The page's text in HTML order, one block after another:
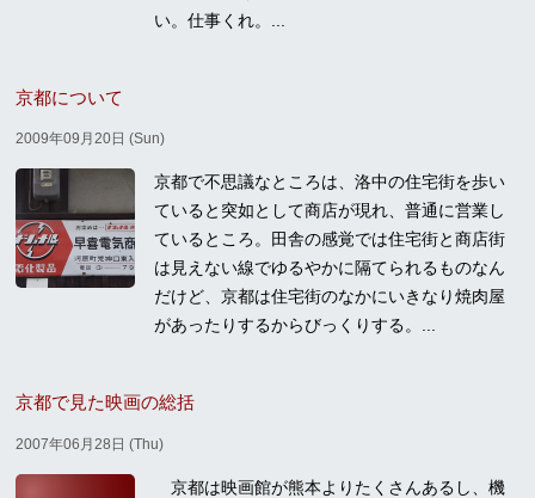
い。仕事くれ。...
京都について
2009年09月20日 (Sun)
京都で不思議なところは、洛中の住宅街を歩い
ていると突如として商店が現れ、普通に営業し
ているところ。田舎の感覚では住宅街と商店街
は見えない線でゆるやかに隔てられるものなん
だけど、京都は住宅街のなかにいきなり焼肉屋
があったりするからびっくりする。...
京都で見た映画の総括
2007年06月28日 (Thu)
京都は映画館が熊本よりたくさんあるし、機